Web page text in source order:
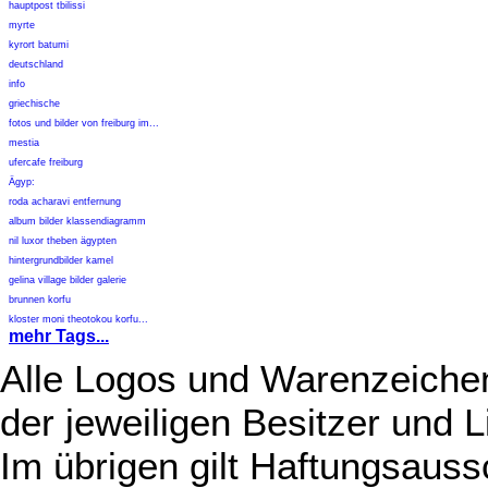
hauptpost tbilissi
myrte
kyrort batumi
deutschland
info
griechische
fotos und bilder von freiburg im...
mestia
ufercafe freiburg
Ägyp:
roda acharavi entfernung
album bilder klassendiagramm
nil luxor theben ägypten
hintergrundbilder kamel
gelina village bilder galerie
brunnen korfu
kloster moni theotokou korfu...
mehr Tags...
Alle Logos und
der jeweiligen Besitzer und
Im übrigen gilt